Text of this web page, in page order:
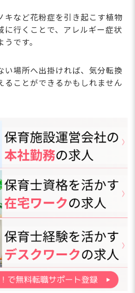
キなど花粉症を引き起こす植物
に行くことで、アレルギー症状
です。
い場所へ出掛ければ、気分転換
ることができるかもしれません